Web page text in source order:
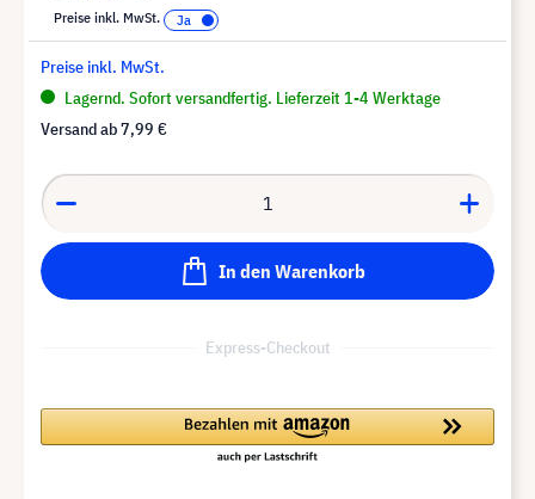
Preise inkl. MwSt.
Preise inkl. MwSt.
Lagernd. Sofort versandfertig. Lieferzeit 1-4 Werktage
Versand ab7,99 €
In den Warenkorb
Express-Checkout